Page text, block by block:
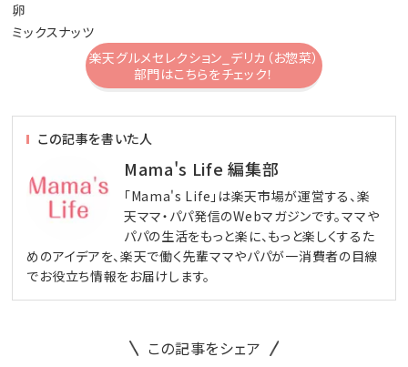
卵
ミックスナッツ
楽天グルメセレクション_デリカ（お惣菜）
部門はこちらをチェック！
この記事を書いた人
Mama's Life 編集部
「Mama's Life」は楽天市場が運営する、楽
天ママ・パパ発信のWebマガジンです。ママや
パパの生活をもっと楽に、もっと楽しくするた
めのアイデアを、楽天で働く先輩ママやパパが一消費者の目線
でお役立ち情報をお届けします。
この記事をシェア